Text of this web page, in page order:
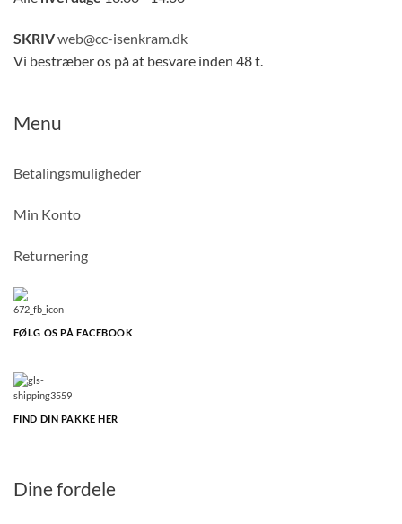
SKRIVweb@cc-isenkram.dk
Vi bestræber os på at besvare inden 48 t.
Menu
Betalingsmuligheder
Min Konto
Returnering
FØLG OS PÅ FACEBOOK
FIND DIN PAKKE HER
Dine fordele